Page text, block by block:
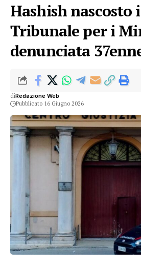
Hashish nascosto
Tribunale per i
denunciata
diRedazione Web
Pubblicato 16 Giugno 2026